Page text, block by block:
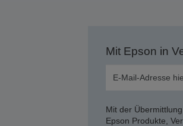
Mit Epson in
Mit der
Epson Produkte,